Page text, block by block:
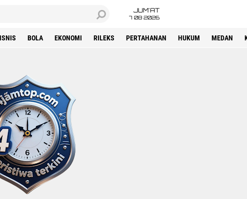
JUM'AT
7 08 2026
BOLA EKONOMI RILEKS PERTAHANAN HUKUM MEDAN